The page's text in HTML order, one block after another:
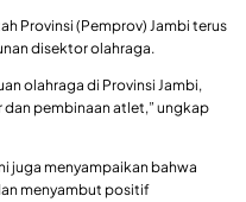
Provinsi (Pemprov) Jambi terus
disektor olahraga.
olahraga di Provinsi Jambi,
pembinaan atlet,” ungkap
juga menyampaikan bahwa
menyambut positif